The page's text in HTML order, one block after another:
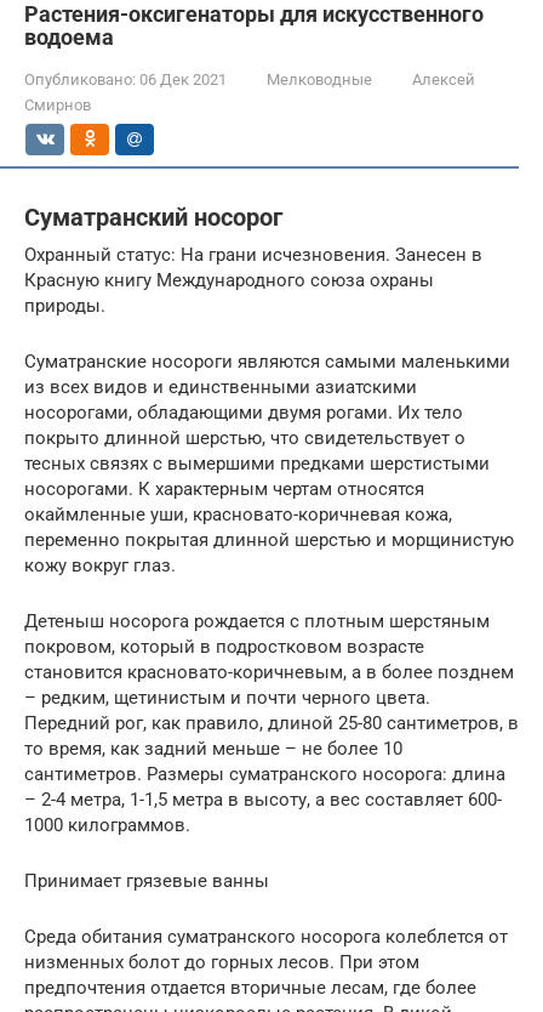
Растения-оксигенаторы для искусственного
водоема
Опубликовано: 06 Дек 2021 Мелководные
Алексей
Смирнов
Суматранский носорог
Охранный статус: На грани исчезновения. Занесен в
Красную книгу Международного союза охраны
природы.
Суматранские носороги являются самыми маленькими
из всех видов и единственными азиатскими
носорогами, обладающими двумя рогами. Их тело
покрыто длинной шерстью, что свидетельствует о
тесных связях с вымершими предками шерстистыми
носорогами. К характерным чертам относятся
окаймленные уши, красновато-коричневая кожа,
переменно покрытая длинной шерстью и морщинистую
кожу вокруг глаз.
Детеныш носорога рождается с плотным шерстяным
покровом, который в подростковом возрасте
становится красновато-коричневым, а в более позднем
– редким, щетинистым и почти черного цвета.
Передний рог, как правило, длиной 25-80 сантиметров, в
то время, как задний меньше – не более 10
сантиметров. Размеры суматранского носорога: длина
– 2-4 метра, 1-1,5 метра в высоту, а вес составляет 600-
1000 килограммов.
Принимает грязевые ванны
Среда обитания суматранского носорога колеблется от
низменных болот до горных лесов. При этом
предпочтения отдается вторичные лесам, где более